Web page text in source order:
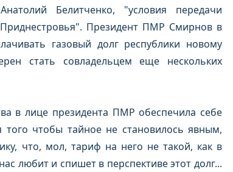
Белитченко, "условия передачи
Приднестровья". Президент ПМР Смирнов в
газовый долг республики новому
стать совладельцем еще нескольких
в лице президента ПМР обеспечила себе
чтобы тайное не становилось явным,
что, мол, тариф на него не такой, как в
любит и спишет в перспективе этот долг...